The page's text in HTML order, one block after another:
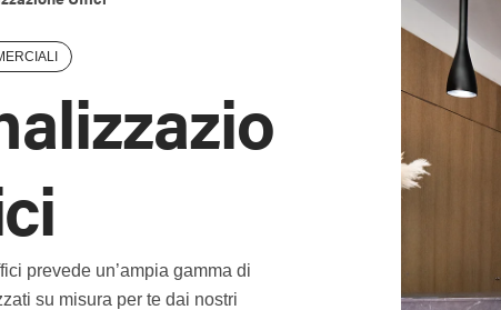
prevede un’ampia gamma di
su misura per te dai nostri